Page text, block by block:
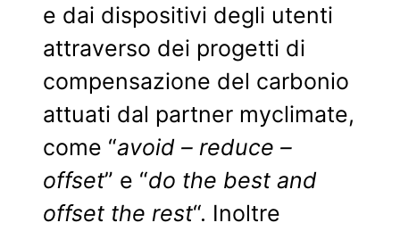
e dai dispositivi degli utenti
attraverso dei progetti di
compensazione del carbonio
attuati dal partner myclimate,
come “avoid – reduce –
offset” e “do the best and
offset the rest“. Inoltre